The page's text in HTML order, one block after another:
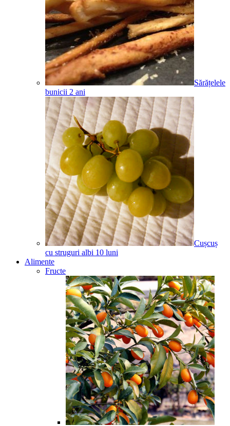
Sărățelele
bunicii 2 ani
Cușcuș
cu struguri albi 10 luni
Alimente
Fructe